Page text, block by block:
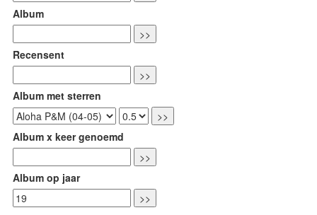
Album
Recensent
Album met sterren
Album x keer genoemd
Album op jaar